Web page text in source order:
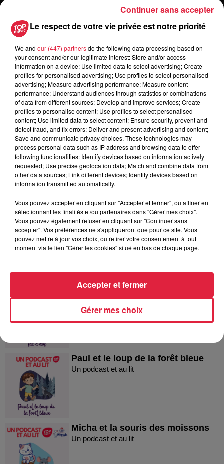
6 août 2026
Les dernières infos sur la venue du
5 août 2026
Europa-Park : des précisons sur
l’après Euro-Mir
Dans la même série
Micha et le concours de dessin
Micha et le concours de dessin
Micha et le secret du sac à dos !
Micha et le secret du sac à dos !
Paul et le loup de la forêt bleue
Un podcast et au lit
Micha et la souris des moissons
Un podcast et au lit
Le respect de votre vie privée est notre priorité
We and our (447) partnersdo the following data processing based on
your consent and/or our legitimate interest: Store and/or access
information on a device; Use limited data to select advertising; Create
profiles for personalised advertising; Use profiles to select personalised
advertising; Measure advertising performance; Measure content
performance; Understand audiences through statistics or combinations
of data from different sources; Develop and improve services; Create
profiles to personalise content; Use profiles to select personalised
content; Use limited data to select content; Ensure security, prevent and
detect fraud, and fix errors; Deliver and present advertising and content;
Save and communicate privacy choices. These technologies may
process personal data such as IP address and browsing data to offer
following functionalities: Identify devices based on information actively
requested; Use precise geolocation data; Match and combine data from
other data sources; Link different devices; Identify devices based on
information transmitted automatically.
Vous pouvez accepter en cliquant sur "Accepter et fermer", ou affiner en
sélectionnant les finalités et/ou partenaires dans "Gérer mes choix".
Vous pouvez également refuser en cliquant sur "Continuer sans
accepter". Vos préférences ne s'appliqueront que pour ce site. Vous
pouvez mettre à jour vos choix, ou retirer votre consentement à tout
moment via le lien "Gérer les cookies" situé en bas de chaque page.
Gérer mes choix
Accepter et fermer
Continuer sans accepter